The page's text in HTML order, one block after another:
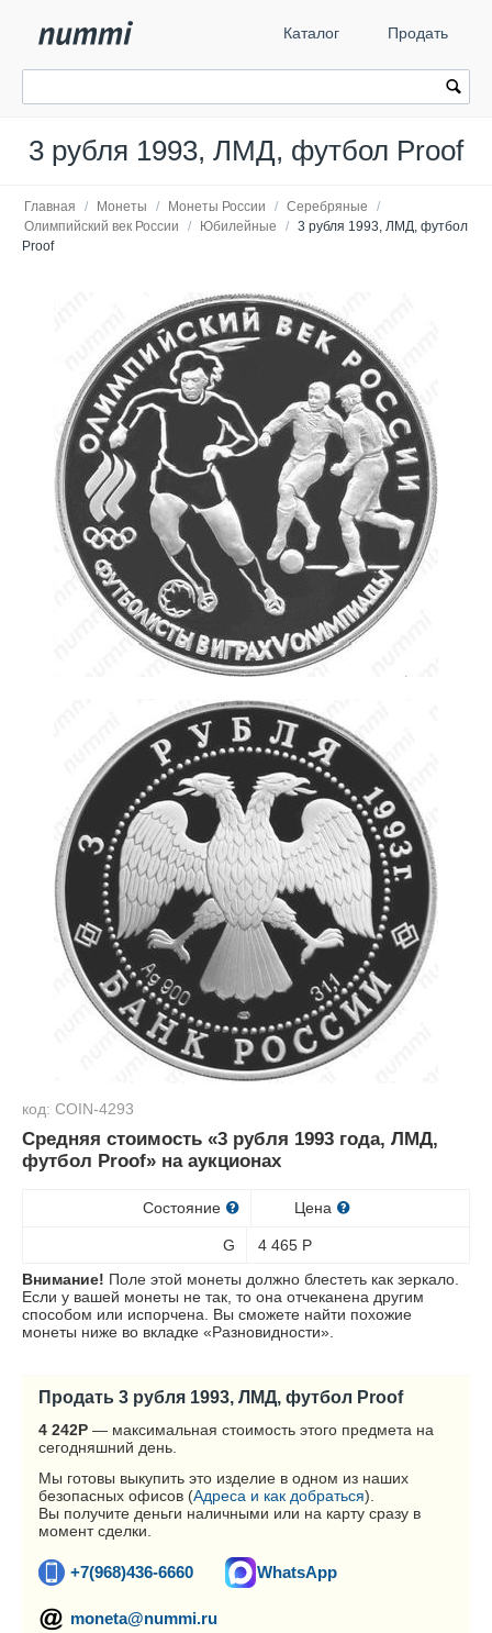
Каталог Продать
3 рубля 1993, ЛМД, футбол Proof
Главная / Монеты / Монеты России / Серебряные
/
Олимпийский век России
/ Юбилейные / 3 рубля 1993, ЛМД, футбол
Proof
код: COIN-4293
Средняя стоимость «3 рубля 1993 года, ЛМД,
футбол Proof» на аукционах
Состояние Цена
G 4 465 Р
Внимание! Поле этой монеты должно блестеть как зеркало.
Если у вашей монеты не так, то она отчеканена другим
способом или испорчена. Вы сможете найти похожие
монеты ниже во вкладке «Разновидности».
Продать 3 рубля 1993, ЛМД, футбол Proof
4 242Р — максимальная стоимость этого предмета на
сегодняшний день.
Мы готовы выкупить это изделие в одном из наших
безопасных офисов (Адреса и как добраться).
Вы получите деньги наличными или на карту сразу в
момент сделки.
+7(968)436-6660 WhatsApp
moneta@nummi.ru